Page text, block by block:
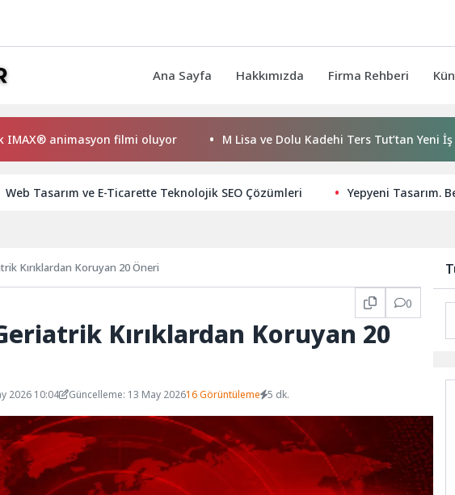
Ana Sayfa Hakkımızda Firma Rehberi
filmi oluyor M Lisa ve Dolu Kadehi Ters Tut’tan Yeni İş Birliği:
Web Tasarım ve E-Ticarette Teknolojik SEO Çözümleri Yepyeni Tasarım.
Kırıklardan Koruyan 20 Öneri
0
Kırıklardan Koruyan 20
2026 10:04 Güncelleme: 13 May 202616 Görüntüleme 5 dk.